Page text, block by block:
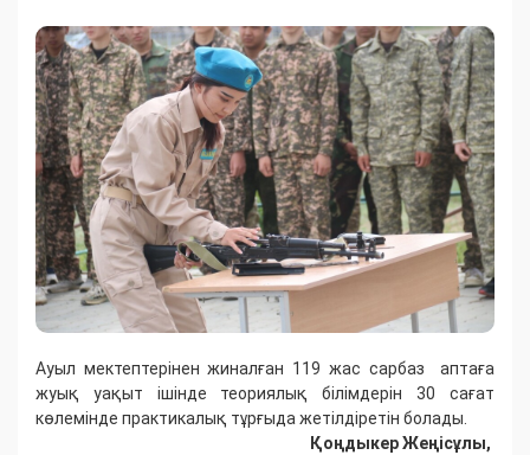
Ауыл мектептерінен жиналған 119 жас сарбаз аптаға
жуық уақыт ішінде теориялық білімдерін 30 сағат
көлемінде практикалық тұрғыда жетілдіретін болады.
Қоңдыкер Жеңісұлы,